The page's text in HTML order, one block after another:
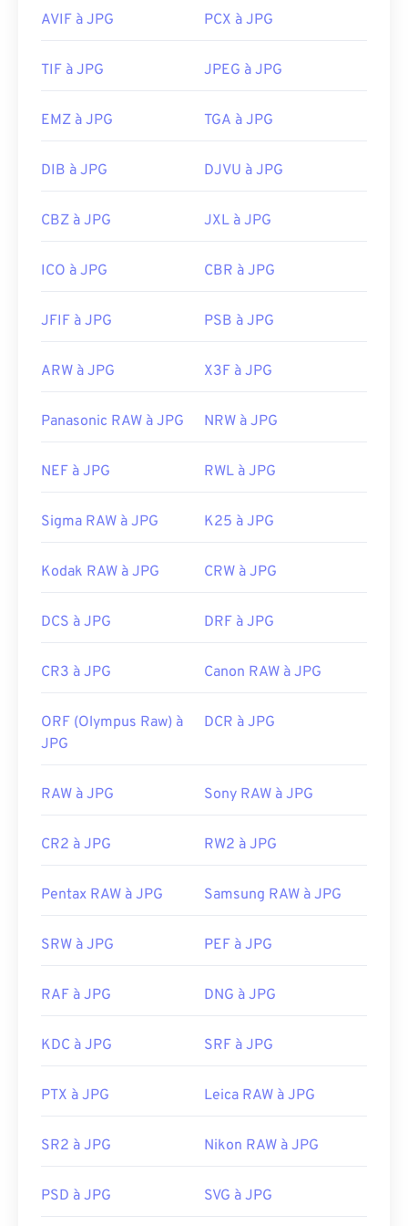
Utilisez notre
sélecteur de couleurspour choisir
AVIF à JPG PCX à JPG
TIF à JPG JPEG à JPG
EMZ à JPG TGA à JPG
DIB à JPG DJVU à JPG
CBZ à JPG JXL à JPG
ICO à JPG CBR à JPG
JFIF à JPG PSB à JPG
ARW à JPG X3F à JPG
Panasonic RAW à JPG NRW à JPG
NEF à JPG RWL à JPG
Sigma RAW à JPG K25 à JPG
Kodak RAW à JPG CRW à JPG
DCS à JPG DRF à JPG
CR3 à JPG Canon RAW à JPG
ORF (Olympus Raw) à
JPG
DCR à JPG
RAW à JPG Sony RAW à JPG
CR2 à JPG RW2 à JPG
Pentax RAW à JPG Samsung RAW à JPG
SRW à JPG PEF à JPG
RAF à JPG DNG à JPG
KDC à JPG SRF à JPG
PTX à JPG Leica RAW à JPG
SR2 à JPG Nikon RAW à JPG
PSD à JPG SVG à JPG